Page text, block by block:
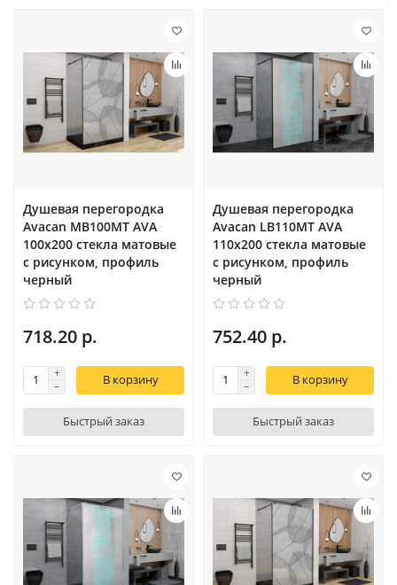
Душевая перегородка
Avacan MB100MT AVA
100x200 стекла матовые
с рисунком, профиль
черный
718.20 р.
В корзину
Быстрый заказ
Душевая перегородка
Avacan LB110MT AVA
110x200 стекла матовые
с рисунком, профиль
черный
752.40 р.
В корзину
Быстрый заказ